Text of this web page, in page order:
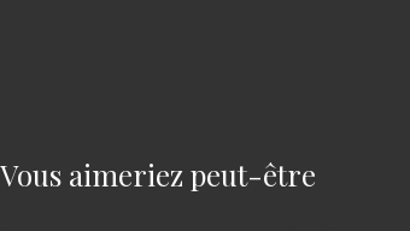
Vous aimeriez peut-être